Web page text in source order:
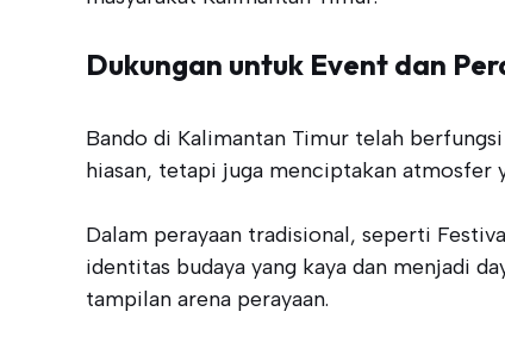
Dukungan untuk Event dan
Bando di Kalimantan Timur telah
hiasan, tetapi juga menciptakan atmosfer
Dalam perayaan tradisional, seperti
identitas budaya yang kaya dan menjadi
tampilan arena perayaan.